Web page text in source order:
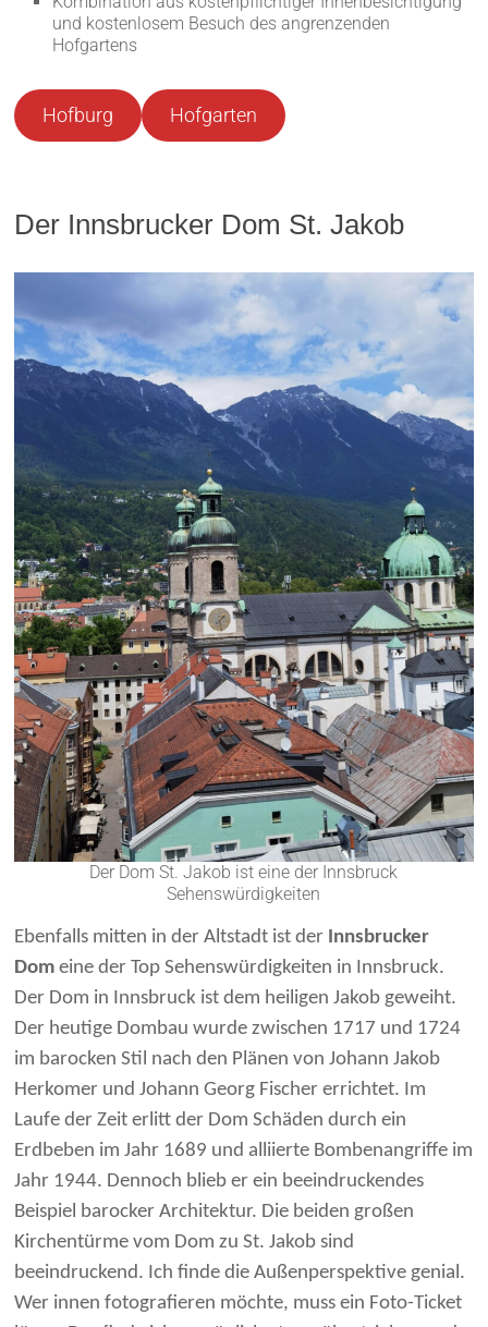
und kostenlosem Besuch des angrenzenden
Hofgartens
Hofburg Hofgarten
Der Innsbrucker Dom St. Jakob
Der Dom St. Jakob ist eine der Innsbruck
Sehenswürdigkeiten
Ebenfalls mitten in der Altstadt ist der Innsbrucker
Dom eine der Top Sehenswürdigkeiten in Innsbruck.
Der Dom in Innsbruck ist dem heiligen Jakob geweiht.
Der heutige Dombau wurde zwischen 1717 und 1724
im barocken Stil nach den Plänen von Johann Jakob
Herkomer und Johann Georg Fischer errichtet. Im
Laufe der Zeit erlitt der Dom Schäden durch ein
Erdbeben im Jahr 1689 und alliierte Bombenangriffe im
Jahr 1944. Dennoch blieb er ein beeindruckendes
Beispiel barocker Architektur. Die beiden großen
Kirchentürme vom Dom zu St. Jakob sind
beeindruckend. Ich finde die Außenperspektive genial.
Wer innen fotografieren möchte, muss ein Foto-Ticket